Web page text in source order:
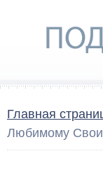
Главная
Любимому